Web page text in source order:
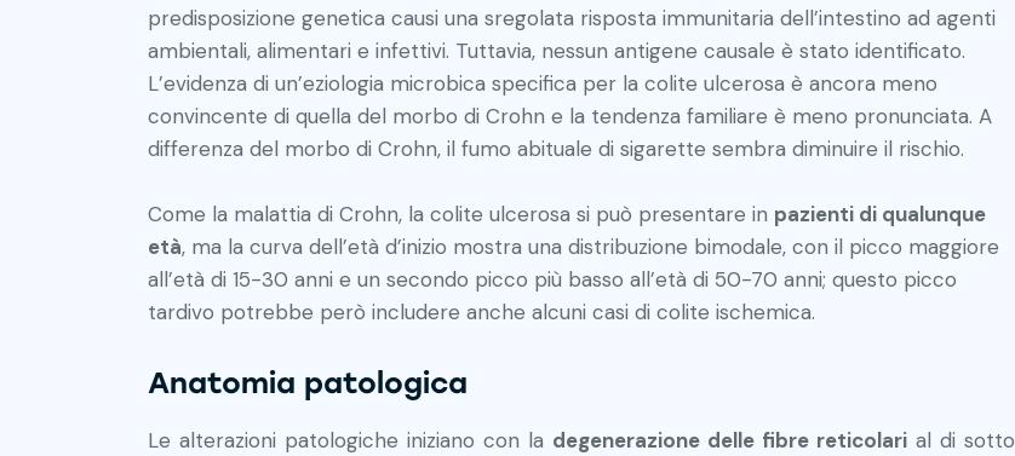
predisposizione genetica causi una sregolata risposta immunitaria dell’intestino ad agenti
ambientali, alimentari e infettivi. Tuttavia, nessun antigene causale è stato identificato.
L’evidenza di un’eziologia microbica specifica per la colite ulcerosa è ancora meno
convincente di quella del morbo di Crohn e la tendenza familiare è meno pronunciata. A
differenza del morbo di Crohn, il fumo abituale di sigarette sembra diminuire il rischio.
Come la malattia di Crohn, la colite ulcerosa si può presentare in pazienti di qualunque
età, ma la curva dell’età d’inizio mostra una distribuzione bimodale, con il picco maggiore
all’età di 15-30 anni e un secondo picco più basso all’età di 50-70 anni; questo picco
tardivo potrebbe però includere anche alcuni casi di colite ischemica.
Anatomia patologica
Le alterazioni patologiche iniziano con la degenerazione delle fibre reticolari al di sotto